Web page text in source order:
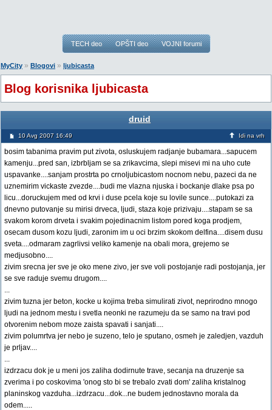
TECH deo OPŠTI deo VOJNI forumi
MyCity » Blogovi » ljubicasta
Blog korisnika ljubicasta
druid
10 Avg 2007 16:49 Idi na vrh
bosim tabanima pravim put zivota, osluskujem radjanje bubamara...sapucem
kamenju...pred san, izbrbljam se sa zrikavcima, slepi misevi mi na uho cute
uspavanke....sanjam prostrta po crnoljubicastom nocnom nebu, pazeci da ne
uznemirim vickaste zvezde....budi me vlazna njuska i bockanje dlake psa po
licu...doruckujem med od krvi i duse pcela koje su lovile sunce....putokazi za
dnevno putovanje su mirisi drveca, ljudi, staza koje prizivaju....stapam se sa
svakom korom drveta i svakim pojedinacnim listom pored koga prodjem,
osecam dusom kozu ljudi, zaronim im u oci brzim skokom delfina....disem dusu
sveta....odmaram zagrlivsi veliko kamenje na obali mora, grejemo se
medjusobno....
zivim srecna jer sve je oko mene zivo, jer sve voli postojanje radi postojanja, jer
se sve raduje svemu drugom....
...
zivim tuzna jer beton, kocke u kojima treba simulirati zivot, neprirodno mnogo
ljudi na jednom mestu i svetla neonki ne razumeju da se samo na travi pod
otvorenim nebom moze zaista spavati i sanjati....
zivim polumrtva jer nebo je suzeno, telo je sputano, osmeh je zaledjen, vazduh
je prljav....
...
izdrzacu dok je u meni jos zaliha dodirnute trave, secanja na druzenje sa
zverima i po coskovima 'onog sto bi se trebalo zvati dom' zaliha kristalnog
planinskog vazduha...izdrzacu...dok...ne budem jednostavno morala da
odem.....